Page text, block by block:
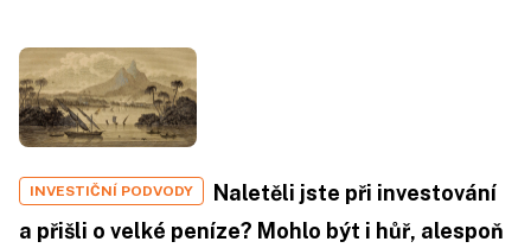
INVESTIČNÍ PODVODY
Naletěli jste při investování
a přišli o velké peníze? Mohlo být i hůř, alespoň